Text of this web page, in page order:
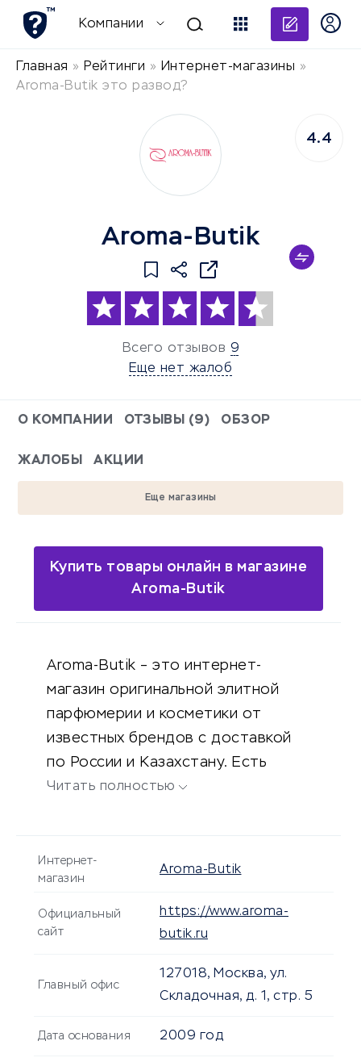
Компании
Главная » Рейтинги » Интернет-магазины »
Aroma-Butik это развод?
Aroma-Butik
Всего отзывов 9
Еще нет жалоб
4.4
О КОМПАНИИ ОТЗЫВЫ (9) ОБЗОР
ЖАЛОБЫ АКЦИИ
Еще магазины
Купить товары онлайн в магазине
Aroma-Butik
Aroma-Butik – это интернет-
магазин оригинальной элитной
парфюмерии и косметики от
известных брендов с доставкой
по России и Казахстану. Есть
множество акций, подарков и
Читать полностью
Интернет-
магазин
Aroma-Butik
Официальный
сайт
https://www.aroma-
butik.ru
Главный офис
127018, Москва, ул.
Складочная, д. 1, стр. 5
Дата основания 2009 год